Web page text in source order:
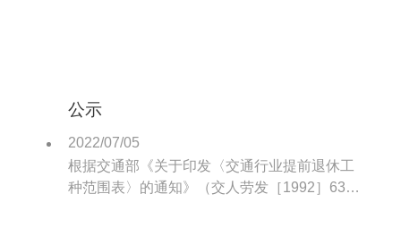
公示
2022/07/05
根据交通部《关于印发〈交通行业提前退休工
种范围表〉的通知》（交人劳发［1992］633